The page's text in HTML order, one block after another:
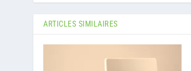
ARTICLES SIMILAIRES